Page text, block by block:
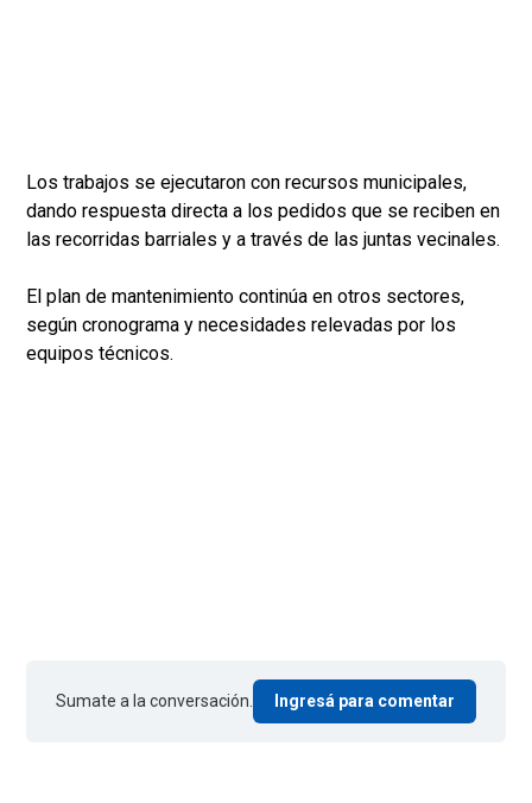
Los trabajos se ejecutaron con recursos municipales,
dando respuesta directa a los pedidos que se reciben en
las recorridas barriales y a través de las juntas vecinales.
El plan de mantenimiento continúa en otros sectores,
según cronograma y necesidades relevadas por los
equipos técnicos.
Sumate a la conversación. Ingresá para comentar